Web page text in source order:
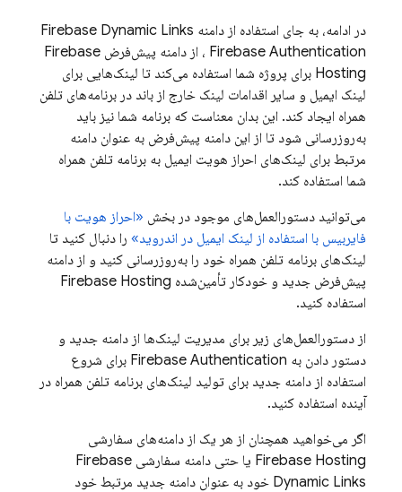
در ادامه، به جای استفاده از دامنه Firebase Dynamic Links
، Firebase Authentication از دامنه پیش‌فرض Firebase
Hosting برای پروژه شما استفاده می‌کند تا لینک‌هایی برای
لینک ایمیل و سایر اقدامات لینک خارج از باند در برنامه‌های تلفن
همراه ایجاد کند. این بدان معناست که برنامه شما نیز باید
به‌روزرسانی شود تا از این دامنه پیش‌فرض به عنوان دامنه
مرتبط برای لینک‌های احراز هویت ایمیل به برنامه تلفن همراه
شما استفاده کند.
می‌توانید دستورالعمل‌های موجود در بخش «احراز هویت با
فایربیس با استفاده از لینک ایمیل در اندروید» را دنبال کنید تا
لینک‌های برنامه تلفن همراه خود را به‌روزرسانی کنید و از دامنه
پیش‌فرض جدید و خودکار تأمین‌شده Firebase Hosting
استفاده کنید.
از دستورالعمل‌های زیر برای مدیریت لینک‌ها از دامنه جدید و
دستور دادن به Firebase Authentication برای شروع
استفاده از دامنه جدید برای تولید لینک‌های برنامه تلفن همراه در
آینده استفاده کنید.
اگر می‌خواهید همچنان از هر یک از دامنه‌های سفارشی
Firebase Hosting یا حتی دامنه سفارشی Firebase
Dynamic Links خود به عنوان دامنه جدید مرتبط خود